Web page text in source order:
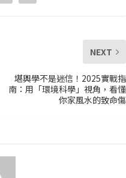
NEXT
堪輿學不是迷信！2025實戰指
南：用「環境科學」視角，看懂
你家風水的致命傷